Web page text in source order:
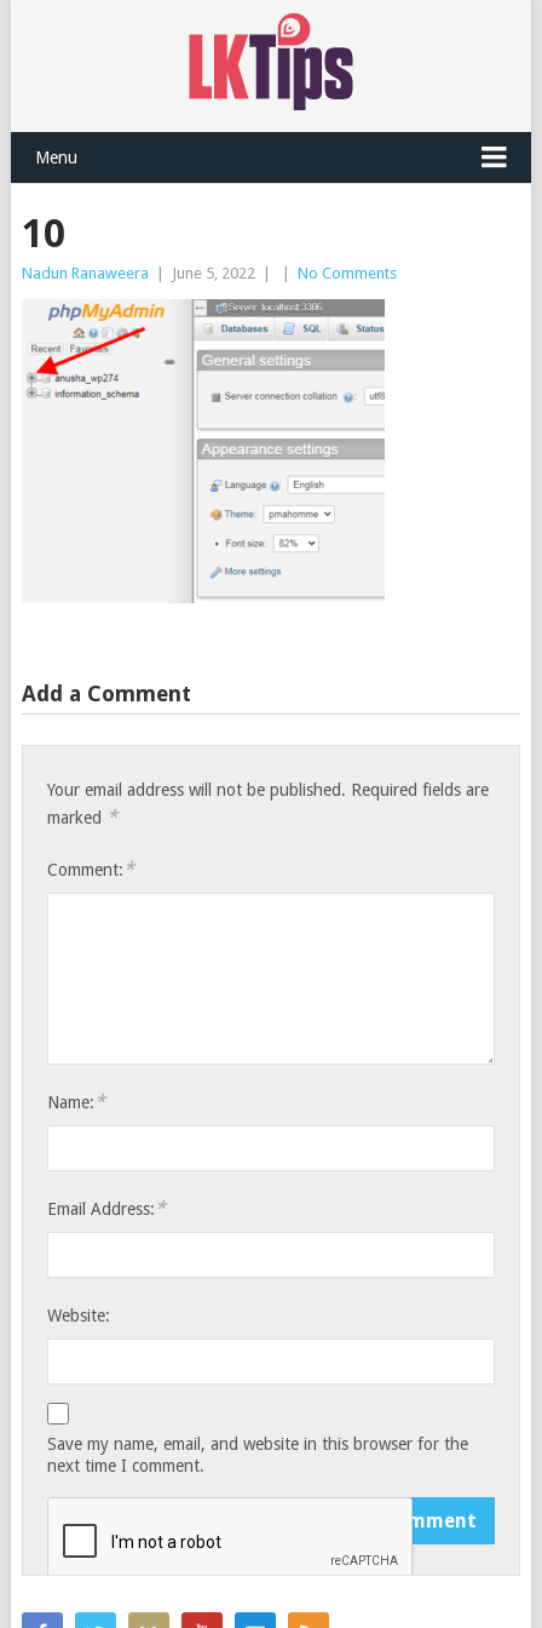
Menu
10
Nadun Ranaweera June 5, 2022 No Comments
Add a Comment
Your email address will not be published. Required fields are
marked *
Comment: *
Name: *
Email Address: *
Website:
Save my name, email, and website in this browser for the
next time I comment.